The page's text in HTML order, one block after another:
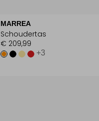
MARREA
Schoudertas
€ 209,99
+3